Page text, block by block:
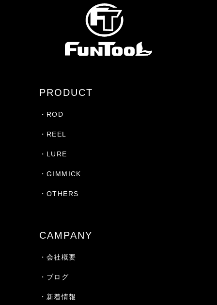
PRODUCT
・ROD
・REEL
・LURE
・GIMMICK
・OTHERS
CAMPANY
・会社概要
・ブログ
・新着情報